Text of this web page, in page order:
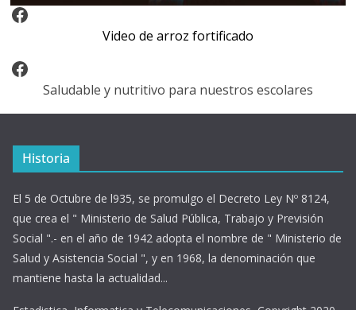
Video Arroz Fortificado
Video de arroz fortificado
Facebook
Saludable y nutritivo para nuestros escolares
Historia
El 5 de Octubre de l935, se promulgo el Decreto Ley Nº 8124,
que crea el " Ministerio de Salud Pública, Trabajo y Previsión
Social ".- en el año de 1942 adopta el nombre de " Ministerio de
Salud y Asistencia Social ", y en 1968, la denominación que
mantiene hasta la actualidad...